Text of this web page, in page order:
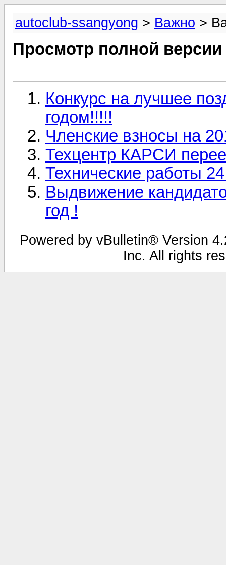
autoclub-ssangyong > Важно >
Просмотр полной
Конкурс на лучшее
годом!!!!!
Членские взносы на
Техцентр КАРСИ
Технические работы
Выдвижение
год !
Powered by vBulletin® Version
Inc. All rights